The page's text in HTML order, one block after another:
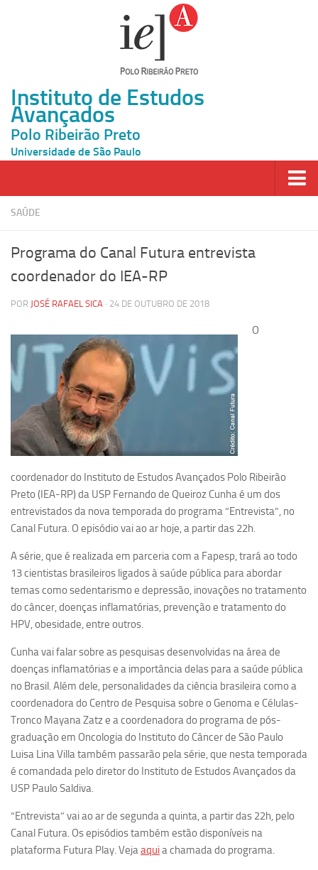
Instituto de Estudos
Avançados
Polo Ribeirão Preto
Universidade de São Paulo
Página Inicial
Inscrição
Pesquisa
Grupos de Estudo
Carreira Docente de Impacto
Ciência, Arte, Educação e Sociedade: CienArtES
Grupo de Estudos Avançados em Tecnologia e Informação
em Saúde com foco em Populações Vulneráveis
Grupos de estudo encerrados
Grupos de Pesquisa
Criminologia Experimental e Segurança Pública
Direito e Tecnologia (Tech Law)
Grupo de Pesquisa GPUBLIC – Centro de Estudos em Gestão
e Políticas Públicas Contemporâneas
Grupos de pesquisa encerrados
Daniel Domingues dos Santos
Programas Ano Sabático Encerrados
Cristina Godoy Bernardo de Oliveira (FDRP)
Evandro Eduardo Seron Ruiz
Geciane Silveira Porto
Maria Paula Costa Bertran
SAÚDE
Programa do Canal Futura entrevista
coordenador do IEA-RP
POR JOSÉ RAFAEL SICA · 24 DE OUTUBRO DE 2018
O
coordenador do Instituto de Estudos Avançados Polo Ribeirão
Preto (IEA-RP) da USP Fernando de Queiroz Cunha é um dos
entrevistados da nova temporada do programa “Entrevista”, no
Canal Futura. O episódio vai ao ar hoje, a partir das 22h.
A série, que é realizada em parceria com a Fapesp, trará ao todo
13 cientistas brasileiros ligados à saúde pública para abordar
temas como sedentarismo e depressão, inovações no tratamento
do câncer, doenças inflamatórias, prevenção e tratamento do
HPV, obesidade, entre outros.
Cunha vai falar sobre as pesquisas desenvolvidas na área de
doenças inflamatórias e a importância delas para a saúde pública
no Brasil. Além dele, personalidades da ciência brasileira como a
coordenadora do Centro de Pesquisa sobre o Genoma e Células-
Tronco Mayana Zatz e a coordenadora do programa de pós-
graduação em Oncologia do Instituto do Câncer de São Paulo
Luisa Lina Villa também passarão pela série, que nesta temporada
é comandada pelo diretor do Instituto de Estudos Avançados da
USP Paulo Saldiva.
“Entrevista” vai ao ar de segunda a quinta, a partir das 22h, pelo
Canal Futura. Os episódios também estão disponíveis na
plataforma Futura Play. Vejaaquia chamada do programa.